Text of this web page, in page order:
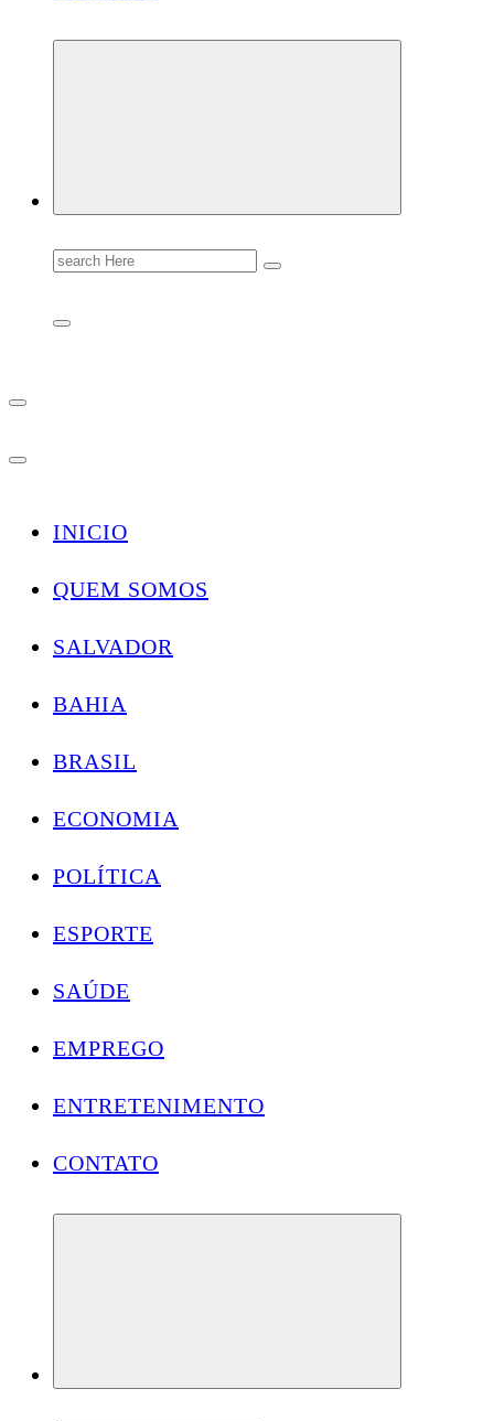
Search
for:
INICIO
QUEM SOMOS
SALVADOR
BAHIA
BRASIL
ECONOMIA
POLÍTICA
ESPORTE
SAÚDE
EMPREGO
ENTRETENIMENTO
CONTATO